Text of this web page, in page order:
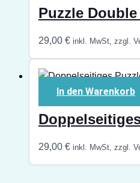
Puzzle
29,00 € inkl. MwSt, zzgl.
In den Warenkorb
29,00 € inkl. MwSt, zzgl.